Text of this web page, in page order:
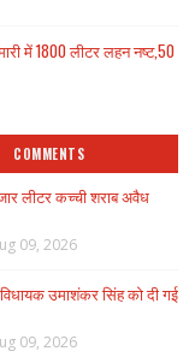
में 1800 लीटर लहन नष्ट,50
COMMENTS
लीटर कच्ची शराब अवैध
09, 2026
उमाशंकर सिंह को दी गई
09, 2026